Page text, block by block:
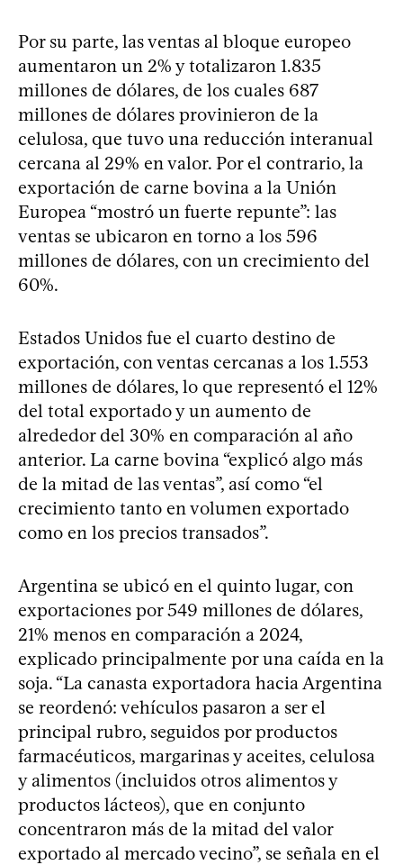
Por su parte, las ventas al bloque europeo
aumentaron un 2% y totalizaron 1.835
millones de dólares, de los cuales 687
millones de dólares provinieron de la
celulosa, que tuvo una reducción interanual
cercana al 29% en valor. Por el contrario, la
exportación de carne bovina a la Unión
Europea “mostró un fuerte repunte”: las
ventas se ubicaron en torno a los 596
millones de dólares, con un crecimiento del
60%.
Estados Unidos fue el cuarto destino de
exportación, con ventas cercanas a los 1.553
millones de dólares, lo que representó el 12%
del total exportado y un aumento de
alrededor del 30% en comparación al año
anterior. La carne bovina “explicó algo más
de la mitad de las ventas”, así como “el
crecimiento tanto en volumen exportado
como en los precios transados”.
Argentina se ubicó en el quinto lugar, con
exportaciones por 549 millones de dólares,
21% menos en comparación a 2024,
explicado principalmente por una caída en la
soja. “La canasta exportadora hacia Argentina
se reordenó: vehículos pasaron a ser el
principal rubro, seguidos por productos
farmacéuticos, margarinas y aceites, celulosa
y alimentos (incluidos otros alimentos y
productos lácteos), que en conjunto
concentraron más de la mitad del valor
exportado al mercado vecino”, se señala en el